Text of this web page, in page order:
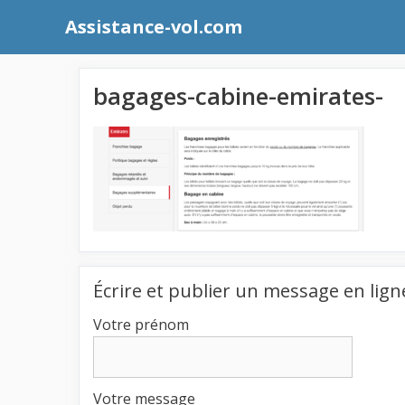
contenu
Assistance-vol.com
bagages-cabine-emirates-
Écrire et publier un message en
Votre prénom
Votre message